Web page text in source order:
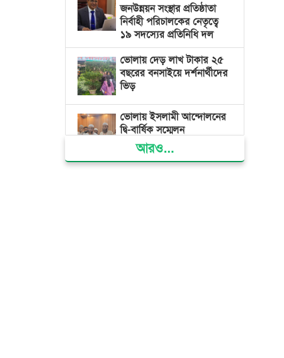
জনউন্নয়ন সংস্থার প্রতিষ্ঠাতা
নির্বাহী পরিচালকের নেতৃত্বে
১৯ সদস্যের প্রতিনিধি দল
ভোলায় দেড় লাখ টাকার ২৫
বছরের বনসাইয়ে দর্শনার্থীদের
ভিড়
ভোলায় ইসলামী আন্দোলনের
দ্বি-বার্ষিক সম্মেলন
আরও...